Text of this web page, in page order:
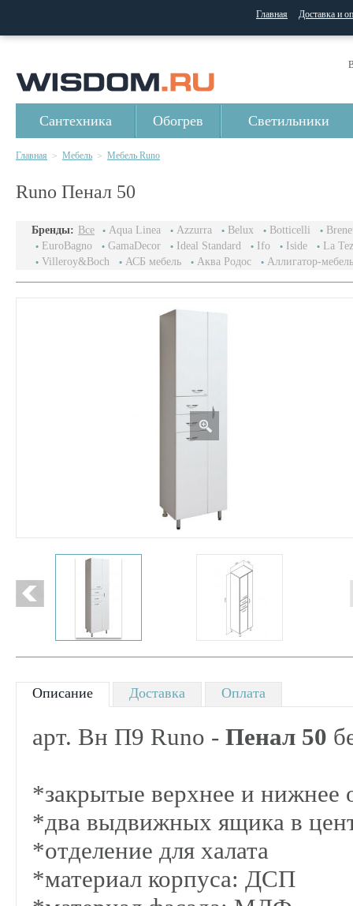
Главная Доставка и
Сантехника Обогрев Светильники
Главная > Мебель > Мебель Runo
Runo Пенал 50
Бренды: Все Aqua Linea Azzurra Belux Botticelli
EuroBagno
GamaDecor Ideal Standard Ifo Iside
La
Villeroy&Boch
АСБ мебель Аква Родос Аллигатор-мебель
Описание Доставка Оплата
арт. Вн П9 Runo - Пенал 50
*закрытые верхнее и нижнее
*два выдвижных ящика в
*отделение для халата
*материал корпуса: ДСП